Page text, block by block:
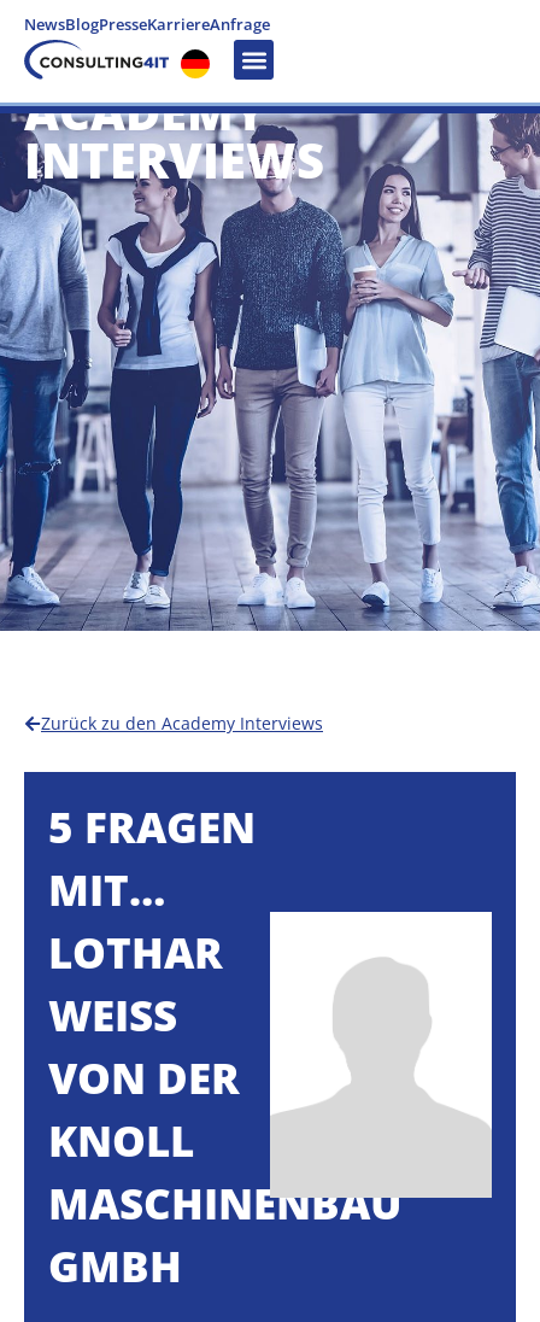
NewsBlogPresseKarriereAnfrage
ACADEMY
INTERVIEWS
Zurück zu den Academy Interviews
5 FRAGEN
MIT…
LOTHAR
WEISS V
ON DER K
NOLL M
ASCHINENBAU G
MBH